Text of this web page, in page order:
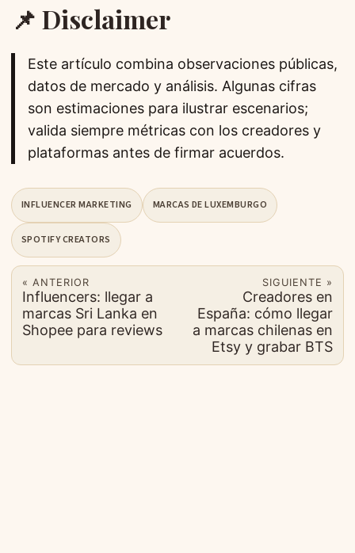
📌 Disclaimer
Este artículo combina observaciones públicas,
datos de mercado y análisis. Algunas cifras
son estimaciones para ilustrar escenarios;
valida siempre métricas con los creadores y
plataformas antes de firmar acuerdos.
INFLUENCER MARKETING MARCAS DE LUXEMBURGO
SPOTIFY CREATORS
« ANTERIOR
Influencers: llegar a
marcas Sri Lanka en
Shopee para reviews
SIGUIENTE »
Creadores en
España: cómo llegar
a marcas chilenas en
Etsy y grabar BTS